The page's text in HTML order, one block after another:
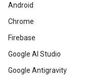
Android
Chrome
Firebase
Google AI Studio
Google Antigravity